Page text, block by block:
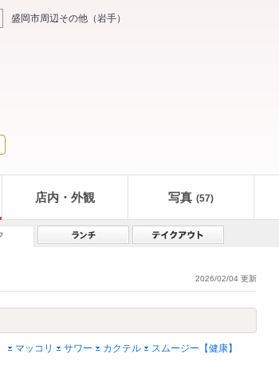
盛岡市周辺その他 （岩手）
店内・外観 写真 (57)
2026/02/04 更新
マッコリ サワー カクテル
スムージー【健康】